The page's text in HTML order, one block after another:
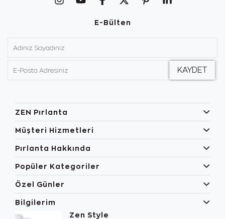
E-Bülten
ZEN Pırlanta
Müşteri Hizmetleri
Pırlanta Hakkında
Popüler Kategoriler
Özel Günler
Bilgilerim
Zen Style